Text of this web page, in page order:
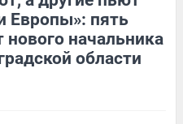
Европы»: пять
нового начальника
области